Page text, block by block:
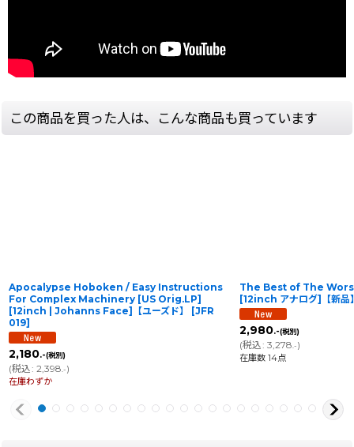
この商品を買った人は、こんな商品も買っています
Apocalypse Hoboken / Easy Instructions
For Complex Machinery [US Orig.LP]
[12inch | Johanns Face]【ユーズド】
[JFR
019]
2,180.-(税別)
(税込: 2,398 .-)
在庫わずか
The Best of The
[12inch アナログ]【新品
2,980.-(税別)
(税込: 3,278 .-)
在庫数 14点